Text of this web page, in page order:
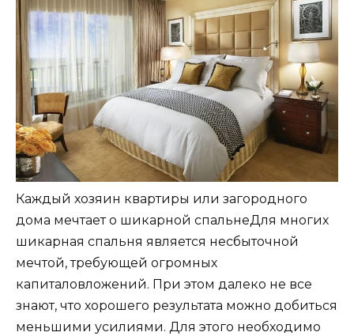
Каждый хозяин квартиры или загородного
дома мечтает о шикарной спальнеДля многих
шикарная спальня является несбыточной
мечтой, требующей огромных
капиталовложений. При этом далеко не все
знают, что хорошего результата можно добиться
меньшими усилиями. Для этого необходимо